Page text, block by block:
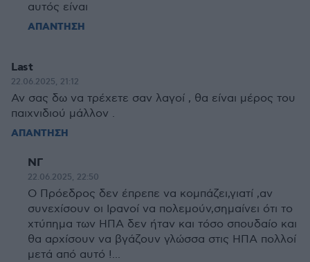
αυτός είναι
ΑΠΑΝΤΗΣΗ
Last
22.06.2025, 21:12
Αν σας δω να τρέχετε σαν λαγοί , θα είναι μέρος του
παιχνιδιού μάλλον .
ΑΠΑΝΤΗΣΗ
ΝΓ
22.06.2025, 22:50
Ο Πρόεδρος δεν έπρεπε να κομπάζει,γιατί ,αν
συνεχίσουν οι Ιρανοί να πολεμούν,σημαίνει ότι το
χτύπημα των ΗΠΑ δεν ήταν και τόσο σπουδαίο και
θα αρχίσουν να βγάζουν γλώσσα στις ΗΠΑ πολλοί
μετά από αυτό !...